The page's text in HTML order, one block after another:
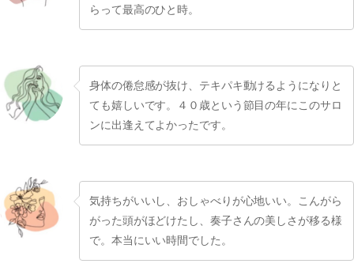
らって最高のひと時。
身体の倦怠感が抜け、テキパキ動けるようになりと
ても嬉しいです。４０歳という節目の年にこのサロ
ンに出逢えてよかったです。
気持ちがいいし、おしゃべりが心地いい。こんがら
がった頭がほどけたし、奏子さんの美しさが移る様
で。本当にいい時間でした。